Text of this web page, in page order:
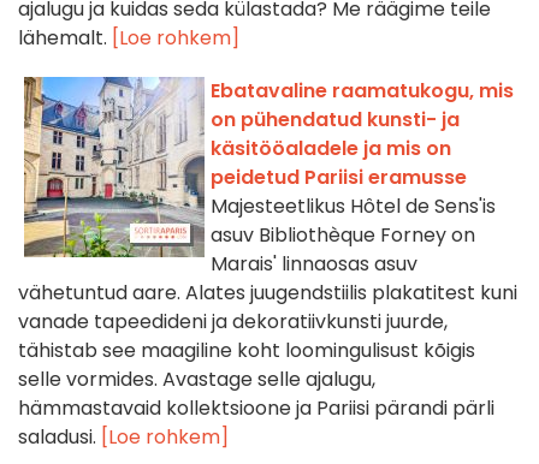
ajalugu ja kuidas seda külastada? Me räägime teile
lähemalt. [Loe rohkem]
Ebatavaline raamatukogu, mis
on pühendatud kunsti- ja
käsitööaladele ja mis on
peidetud Pariisi eramusse
Majesteetlikus Hôtel de Sens'is
asuv Bibliothèque Forney on
Marais' linnaosas asuv
vähetuntud aare. Alates juugendstiilis plakatitest kuni
vanade tapeedideni ja dekoratiivkunsti juurde,
tähistab see maagiline koht loomingulisust kõigis
selle vormides. Avastage selle ajalugu,
hämmastavaid kollektsioone ja Pariisi pärandi pärli
saladusi. [Loe rohkem]